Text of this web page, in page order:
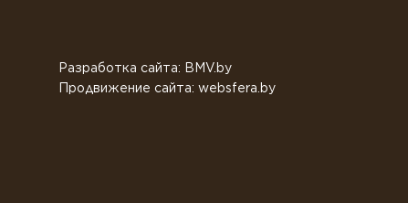
Разработка сайта: BMV.by
Продвижение сайта: websfera.by